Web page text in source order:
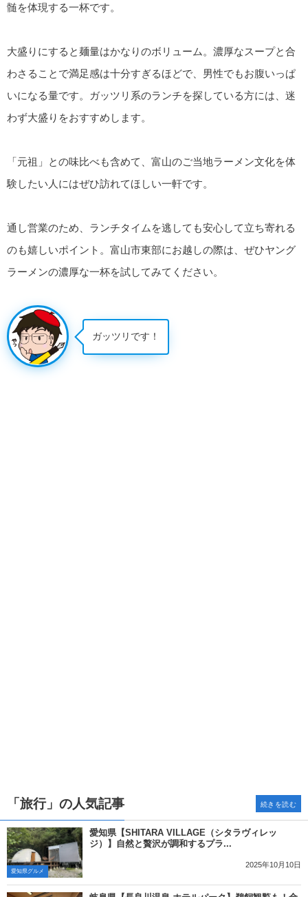
髄を体現する一杯です。
大盛りにすると麺量はかなりのボリューム。濃厚なスープと合
わさることで満足感は十分すぎるほどで、男性でもお腹いっぱ
いになる量です。ガッツリ系のランチを探している方には、迷
わず大盛りをおすすめします。
「元祖」との味比べも含めて、富山のご当地ラーメン文化を体
験したい人にはぜひ訪れてほしい一軒です。
通し営業のため、ランチタイムを逃しても安心して立ち寄れる
のも嬉しいポイント。富山市東部にお越しの際は、ぜひヤング
ラーメンの濃厚な一杯を試してみてください。
ガッツリです！
「旅行」の人気記事
愛知県グルメ
愛知県【SHITARA VILLAGE（シタラヴィレッ
ジ）】自然と贅沢が調和するプラ...
2025年10月10日
続きを読む